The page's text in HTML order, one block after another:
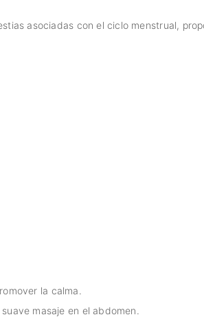
asociadas con el ciclo menstrual,
la calma.
masaje en el abdomen.